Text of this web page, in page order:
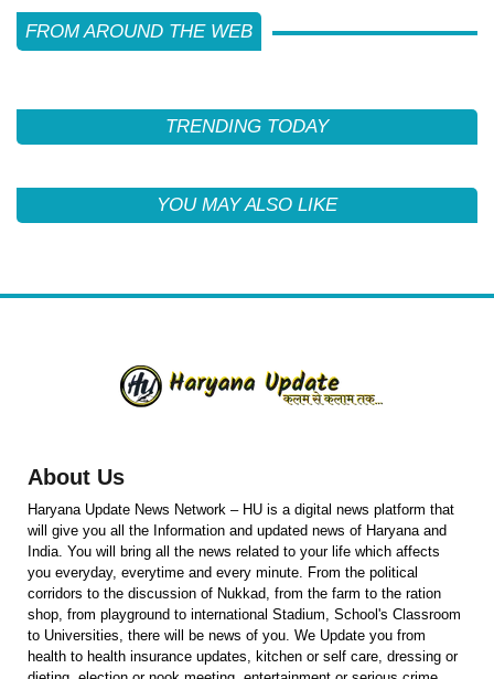
FROM AROUND THE WEB
TRENDING TODAY
YOU MAY ALSO LIKE
About Us
Haryana Update News Network – HU is a digital news platform that
will give you all the Information and updated news of Haryana and
India. You will bring all the news related to your life which affects
you everyday, everytime and every minute. From the political
corridors to the discussion of Nukkad, from the farm to the ration
shop, from playground to international Stadium, School's Classroom
to Universities, there will be news of you. We Update you from
health to health insurance updates, kitchen or self care, dressing or